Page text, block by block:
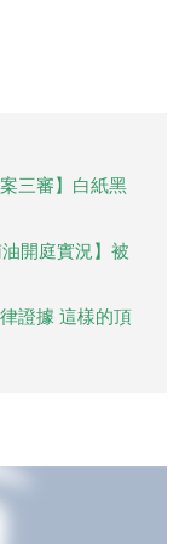
三審】白紙黑
開庭實況】被
證據 這樣的頂